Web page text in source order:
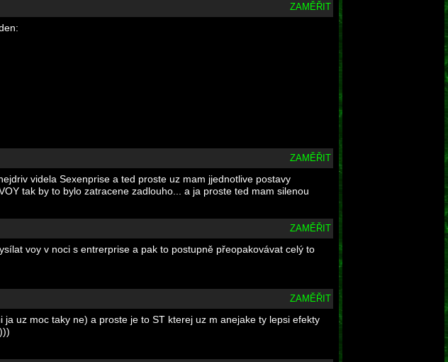
ZAMĚŘIT
ZAMĚŘIT
videla Sexenprise a ted proste uz mam jjednotlive postavy
tak by to bylo zatracene zadlouho... a ja proste ted mam silenou
ZAMĚŘIT
voy v noci s entrerprise a pak to postupně přeopakovávat celý to
ZAMĚŘIT
uz moc taky ne) a proste je to ST kterej uz m anejake ty lepsi efekty